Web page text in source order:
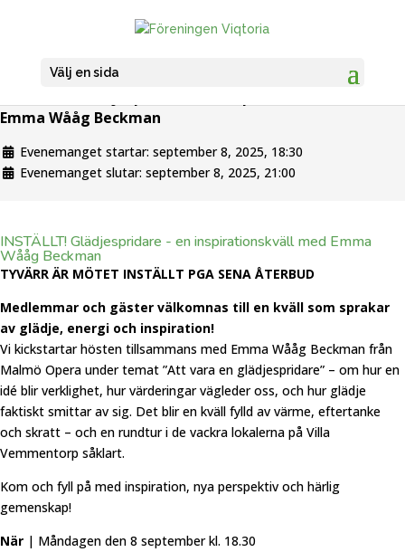
Välj en sida
Emma Wååg Beckman
Evenemanget startar: september 8, 2025, 18:30
Evenemanget slutar: september 8, 2025, 21:00
INSTÄLLT! Glädjespridare - en inspirationskväll med Emma
Wååg Beckman
TYVÄRR ÄR MÖTET INSTÄLLT PGA SENA ÅTERBUD
Medlemmar och gäster välkomnas till en kväll som sprakar
av glädje, energi och inspiration!
Vi kickstartar hösten tillsammans med Emma Wååg Beckman från
Malmö Opera under temat ”Att vara en glädjespridare” – om hur en
idé blir verklighet, hur värderingar vägleder oss, och hur glädje
faktiskt smittar av sig. Det blir en kväll fylld av värme, eftertanke
och skratt – och en rundtur i de vackra lokalerna på Villa
Vemmentorp såklart.
Kom och fyll på med inspiration, nya perspektiv och härlig
gemenskap!
När | Måndagen den 8 september kl. 18.30